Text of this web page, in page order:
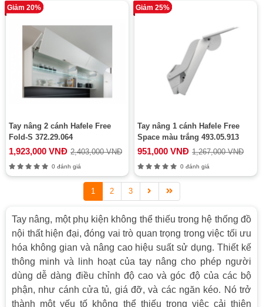
Giảm 20%
Tay nâng 2 cánh Hafele Free
Fold-S 372.29.064
1,923,000 VNĐ 2,403,000 VNĐ
0 đánh giá
Giảm 25%
Tay nâng 1 cánh Hafele Free
Space màu trắng 493.05.913
951,000 VNĐ 1,267,000 VNĐ
0 đánh giá
1 2 3
Tay nâng, một phụ kiện không thể thiếu trong hệ thống đồ
nội thất hiện đại, đóng vai trò quan trọng trong việc tối ưu
hóa không gian và nâng cao hiệu suất sử dụng. Thiết kế
thông minh và linh hoạt của tay nâng cho phép người
dùng dễ dàng điều chỉnh độ cao và góc độ của các bộ
phận, như cánh cửa tủ, giá đỡ, và các ngăn kéo. Nó trở
thành một yếu tố không thể thiếu trong việc cải thiện